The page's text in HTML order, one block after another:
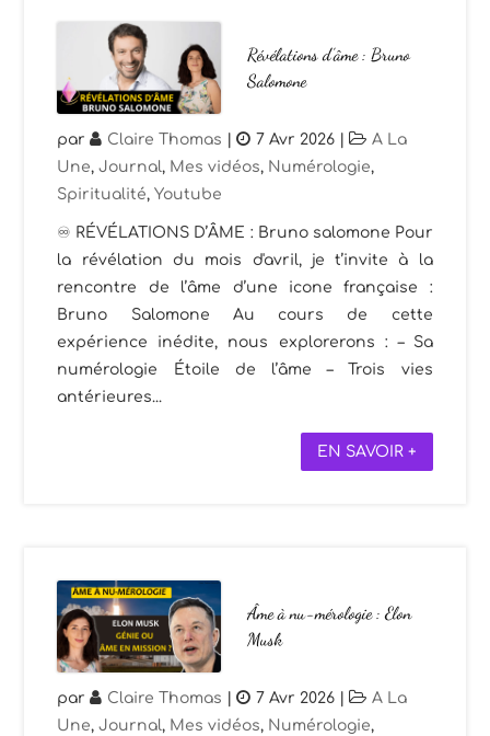
Révélations d’âme : Bruno
Salomone
par Claire Thomas | 7 Avr 2026 |
A La
Une,Journal, Mes vidéos, Numérologie,
Spiritualité,Youtube
♾️ RÉVÉLATIONS D’ÂME : Bruno salomone Pour
la révélation du mois d'avril, je t’invite à la
rencontre de l’âme d’une icone française :
Bruno Salomone Au cours de cette
expérience inédite, nous explorerons : – Sa
numérologie Étoile de l’âme – Trois vies
antérieures...
EN SAVOIR +
Âme à nu-mérologie : Elon
Musk
par Claire Thomas | 7 Avr 2026 |
A La
Une,Journal, Mes vidéos, Numérologie,